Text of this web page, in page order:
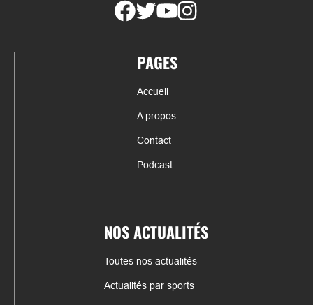
PAGES
Accueil
A propos
Contact
Podcast
NOS ACTUALITÉS
Toutes nos actualités
Actualités par sports